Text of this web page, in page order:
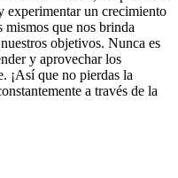
experimentar un crecimiento
mismos que nos brinda
objetivos. Nunca es
y aprovechar los
¡Así que no pierdas la
a través de la